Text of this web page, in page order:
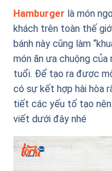
Hamburger là món
khách trên toàn thế
bánh này cũng làm
món ăn ưa chuộng của
tuổi. Để tạo ra được
có sự kết hợp hài hòa
tiết các yếu tố tạo
viết dưới đây nhé